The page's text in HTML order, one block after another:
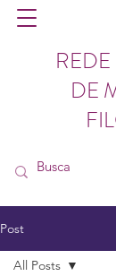
DE
Post
All Posts